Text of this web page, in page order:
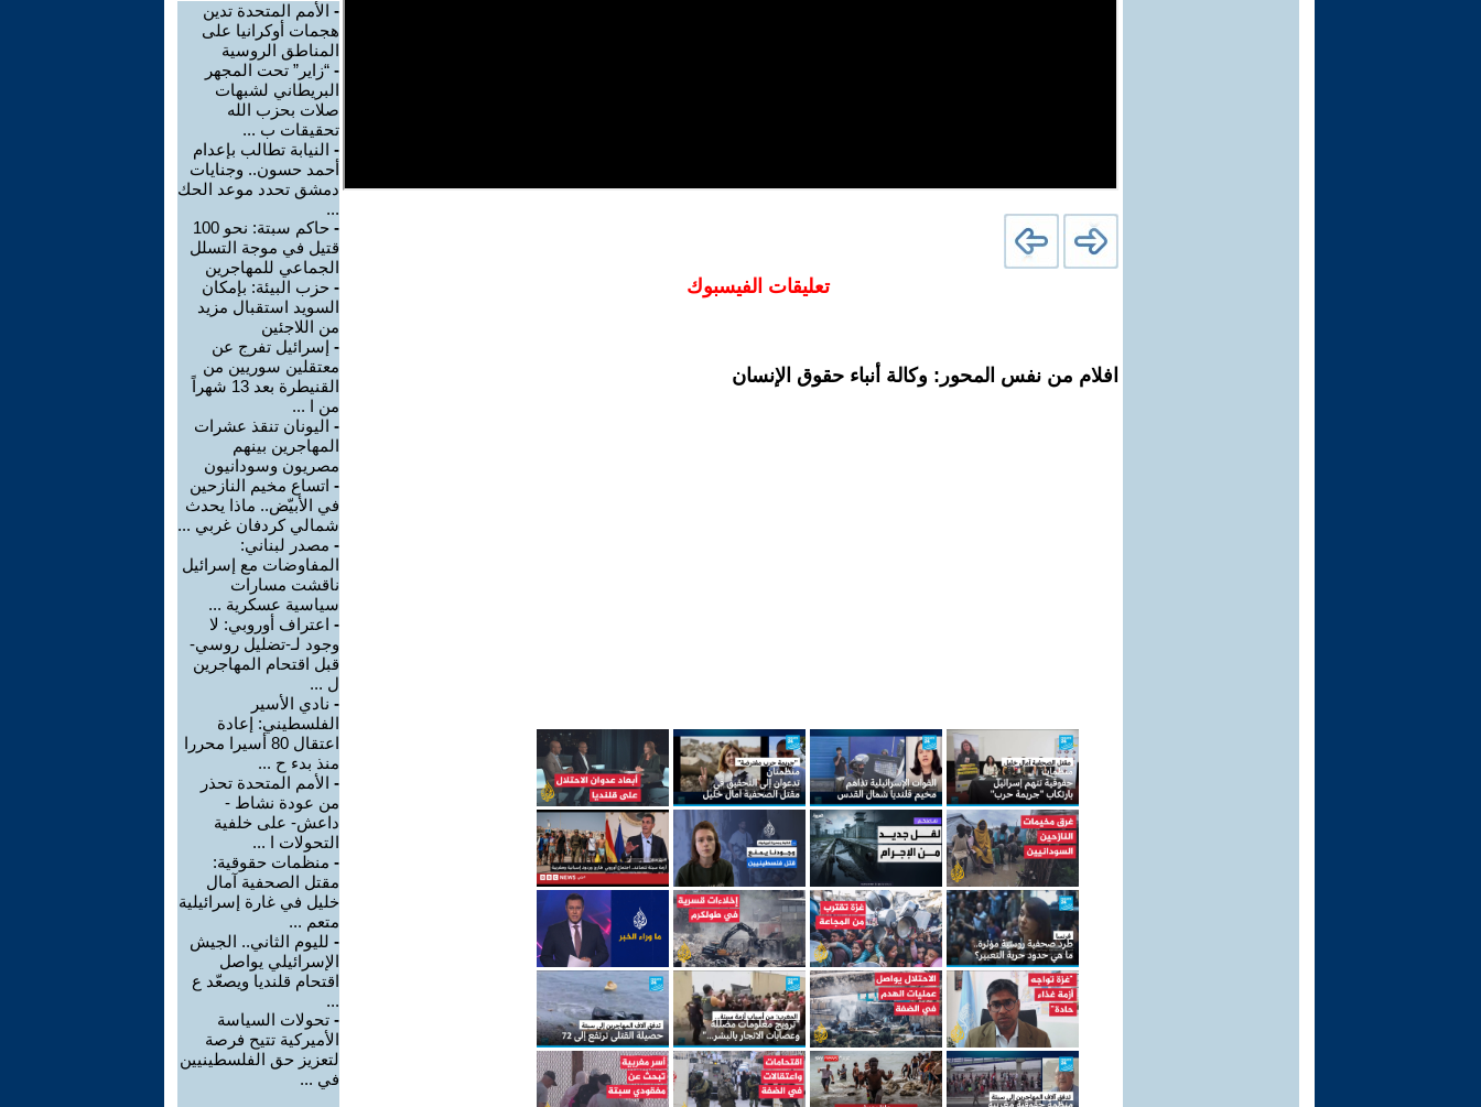
تعليقات الفيسبوك
افلام من نفس المحور: وكالة أنباء حقوق الإنسان
- الأمم المتحدة تدين
هجمات أوكرانيا على
المناطق الروسية
- “زاير” تحت المجهر
البريطاني لشبهات
صلات بحزب الله
تحقيقات ب ...
- النيابة تطالب بإعدام
أحمد حسون.. وجنايات
دمشق تحدد موعد الحك
...
-
حاكم سبتة: نحو 100
قتيل في موجة التسلل
الجماعي للمهاجرين
- حزب البيئة: بإمكان
السويد استقبال مزيد
من اللاجئين
- إسرائيل تفرج عن
معتقلين سوريين من
القنيطرة بعد 13 شهراً
من ا ...
- اليونان تنقذ عشرات
المهاجرين بينهم
مصريون وسودانيون
- اتساع مخيم النازحين
في الأبيّض.. ماذا يحدث
شمالي كردفان غربي ...
- مصدر لبناني:
المفاوضات مع إسرائيل
ناقشت مسارات
سياسية عسكرية ...
- اعتراف أوروبي: لا
وجود لـ-تضليل روسي-
قبل اقتحام المهاجرين
ل ...
- نادي الأسير
الفلسطيني: إعادة
اعتقال 80 أسيرا محررا
منذ بدء ح ...
- الأمم المتحدة تحذر
من عودة نشاط -
داعش- على خلفية
التحولات ا ...
- منظمات حقوقية:
مقتل الصحفية آمال
خليل في غارة إسرائيلية
متعم ...
- لليوم الثاني.. الجيش
الإسرائيلي يواصل
اقتحام قلنديا ويصعّد ع
...
- تحولات السياسة
الأميركية تتيح فرصة
لتعزيز حق الفلسطينيين
في ...